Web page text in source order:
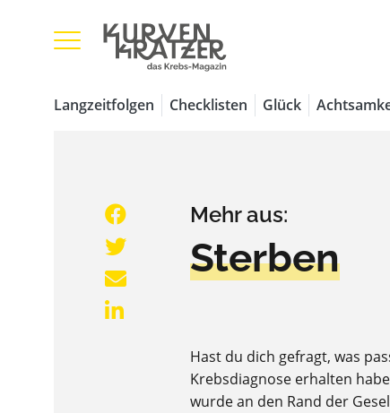
Langzeitfolgen Checklisten Glück
Mehr aus:
Sterben
Hast du dich gefragt, was
Krebsdiagnose erhalten
wurde an den Rand der